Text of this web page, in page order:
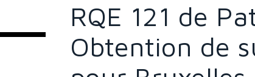
sRQE 121 de
Obtention de